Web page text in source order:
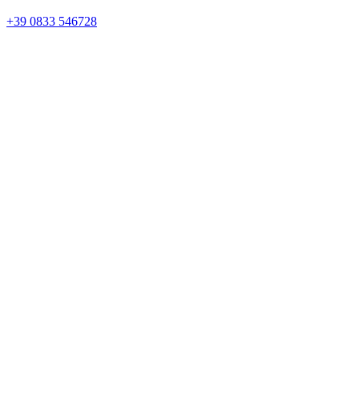
+39 0833 546728